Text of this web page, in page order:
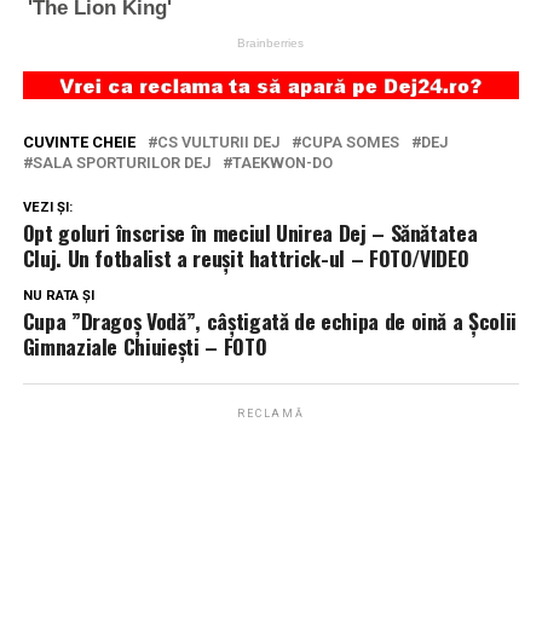
CUVINTE CHEIE CS VULTURII DEJ CUPA SOMES
DEJ
SALA SPORTURILOR DEJ
TAEKWON-DO
VEZI ȘI:
Opt goluri înscrise în meciul Unirea Dej – Sănătatea
Cluj. Un fotbalist a reușit hattrick-ul – FOTO/VIDEO
NU RATA ȘI
Cupa ”Dragoș Vodă”, câștigată de echipa de oină a Școlii
Gimnaziale Chiuiești – FOTO
RECLAMĂ